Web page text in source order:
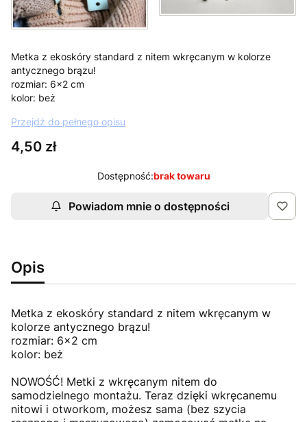
Metka z ekoskóry standard z nitem wkręcanym w kolorze
antycznego brązu!
rozmiar: 6x2 cm
kolor: beż
Przejdź do pełnego opisu
Cena
4,50 zł
Dostępność:brak towaru
Powiadom mnie o dostępności
Opis
Metka z ekoskóry standard z nitem wkręcanym w
kolorze antycznego brązu!
rozmiar: 6x2 cm
kolor: beż
NOWOŚĆ! Metki z wkręcanym nitem do
samodzielnego montażu. Teraz dzięki wkręcanemu
nitowi i otworkom, możesz sama (bez szycia